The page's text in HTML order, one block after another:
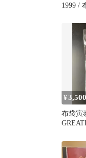
1999 /
¥3,500
布袋寅